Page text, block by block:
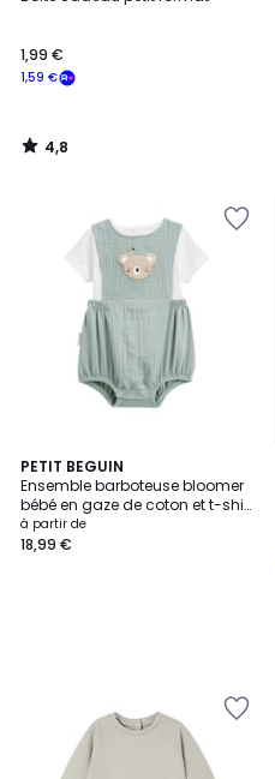
1,59 €
1,99 €
4,8
/
PETIT BEGUIN
Ensemble barboteuse bloomer
bébé en gaze de coton et t-shirt
Mini Rêve
à partir de
18,99 €